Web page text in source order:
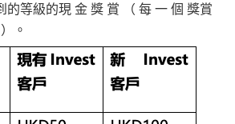
的等級的現 金 獎 賞 （ 每 一 個 獎賞
。